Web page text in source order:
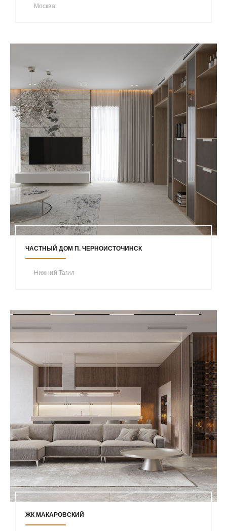
Москва
ЧАСТНЫЙ ДОМ П. ЧЕРНОИСТОЧИНСК
Нижний Тагил
ЖК МАКАРОВСКИЙ